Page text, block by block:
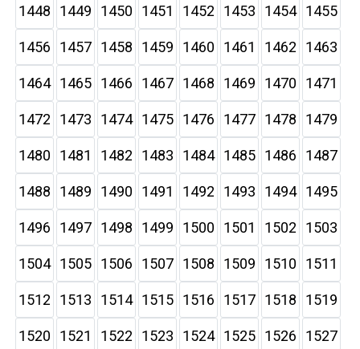
1448 1449 1450 1451 1452 1453 1454 1455
1456 1457 1458 1459 1460 1461 1462 1463
1464 1465 1466 1467 1468 1469 1470 1471
1472 1473 1474 1475 1476 1477 1478 1479
1480 1481 1482 1483 1484 1485 1486 1487
1488 1489 1490 1491 1492 1493 1494 1495
1496 1497 1498 1499 1500 1501 1502 1503
1504 1505 1506 1507 1508 1509 1510 1511
1512 1513 1514 1515 1516 1517 1518 1519
1520 1521 1522 1523 1524 1525 1526 1527